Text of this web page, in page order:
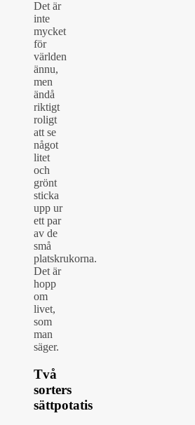
Det är
inte
mycket
för
världen
ännu,
men
ändå
riktigt
roligt
att se
något
litet
och
grönt
sticka
upp ur
ett par
av de
små
platskrukorna.
Det är
hopp
om
livet,
som
man
säger.
Två
sorters
sättpotatis